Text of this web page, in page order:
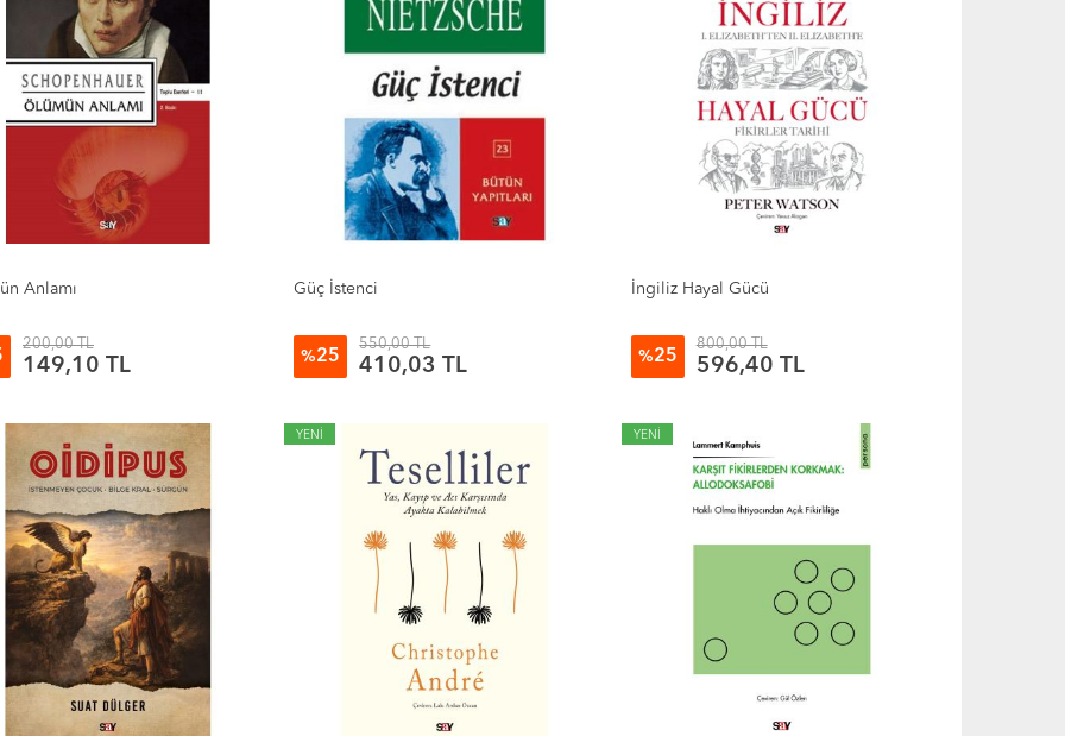
Anlamı
200,00 TL
149,10 TL
Güç İstenci
%25
550,00 TL
410,03 TL
İngiliz Hayal Gücü
%25
800,00 TL
596,40 TL
YENİ YENİ